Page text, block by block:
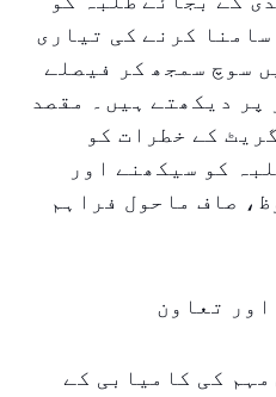
کرنے کی تیاری
سوچ سمجھ کر فیصلے
پر دیکھتے ہیں۔ مقصد
کے خطرات کو
کو سیکھنے اور
صاف ماحول فراہم
تعاون
کی کامیابی کے